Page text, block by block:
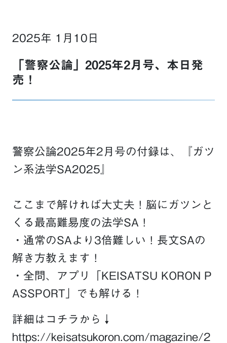
2025年 1月10日
「警察公論」2025年2月号、本日発
売！
警察公論2025年2月号の付録は、『ガツ
ン系法学SA2025
ここまで解ければ大丈夫！脳にガツンと
くる最高難易度の法学SA！
・通常のSAより3倍難しい！長文SAの
解き方教えます！
・全問、アプリ「KEISATSU KORON P
ASSPORT」でも解ける！
詳細はコチラから↓
https://keisatsukoron.com/magazine/2